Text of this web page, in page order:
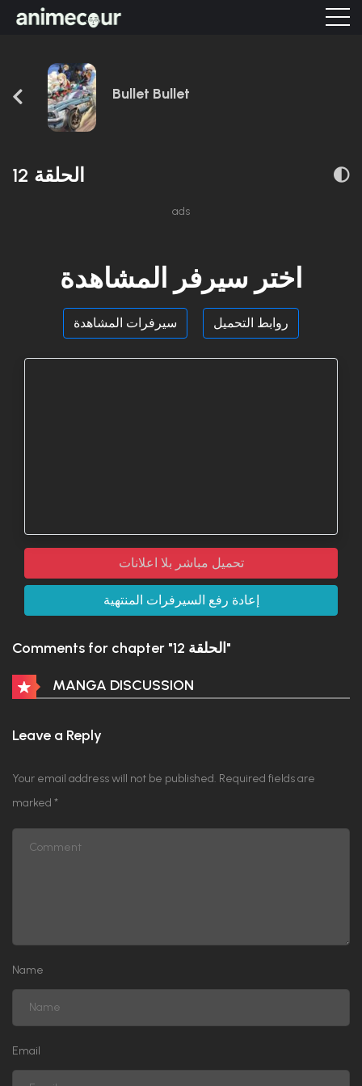
Bullet Bullet
الحلقة 12
ads
اختر سيرفر المشاهدة
سيرفرات المشاهدة روابط التحميل
تحميل مباشر بلا اعلانات
إعادة رفع السيرفرات المنتهية
Comments for chapter "الحلقة 12"
MANGA DISCUSSION
Leave a Reply
Your email address will not be published. Required fields are
marked *
Name
Email